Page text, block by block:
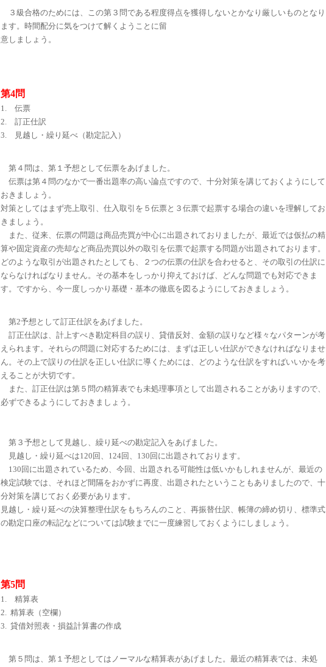
３級合格のためには、この第３問である程度得点を獲得しないとかなり厳しいものとなり
ます。時間配分に気をつけて解くようことに留
意しましょう。
第4問
1. 伝票
2. 訂正仕訳
3. 見越し・繰り延べ（勘定記入）
第４問は、第１予想として伝票をあげました。
伝票は第４問のなかで一番出題率の高い論点ですので、十分対策を講じておくようにして
おきましょう。
対策としてはまず売上取引、仕入取引を５伝票と３伝票で起票する場合の違いを理解してお
きましょう。
また、従来、伝票の問題は商品売買が中心に出題されておりましたが、最近では仮払の精
算や固定資産の売却など商品売買以外の取引を伝票で起票する問題が出題されております。
どのような取引が出題されたとしても、２つの伝票の仕訳を合わせると、その取引の仕訳に
ならなければなりません。その基本をしっかり抑えておけば、どんな問題でも対応できま
す。ですから、今一度しっかり基礎・基本の徹底を図るようにしておきましょう。
第2予想として訂正仕訳をあげました。
訂正仕訳は、計上すべき勘定科目の誤り、貸借反対、金額の誤りなど様々なパターンが考
えられます。それらの問題に対応するためには、まずは正しい仕訳ができなければなりませ
ん。その上で誤りの仕訳を正しい仕訳に導くためには、どのような仕訳をすればいいかを考
えることが大切です。
また、訂正仕訳は第５問の精算表でも未処理事項として出題されることがありますので、
必ずできるようにしておきましょう。
第３予想として見越し、繰り延べの勘定記入をあげました。
見越し・繰り延べは120回、124回、130回に出題されております。
130回に出題されているため、今回、出題される可能性は低いかもしれませんが、最近の
検定試験では、それほど間隔をおかずに再度、出題されたということもありましたので、十
分対策を講じておく必要があります。
見越し・繰り延べの決算整理仕訳をもちろんのこと、再振替仕訳、帳簿の締め切り、標準式
の勘定口座の転記などについては試験までに一度練習しておくようにしましょう。
第5問
1. 精算表
2. 精算表（空欄）
3. 貸借対照表・損益計算書の作成
第５問は、第１予想としてはノーマルな精算表があげました。最近の精算表では、未処